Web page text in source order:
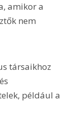
amikor a
nem
társaikhoz
például a